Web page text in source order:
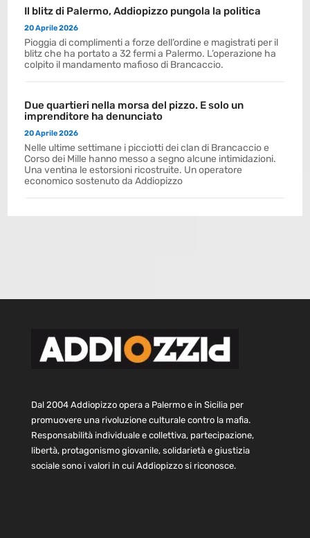
Il blitz di Palermo, Addiopizzo pungola la politica
20 Aprile 2026
Pioggia di complimenti a forze dell’ordine e magistrati per il
blitz che ha portato a 32 fermi a Palermo. L’operazione ha
colpito il mandamento mafioso di Brancaccio.
Due quartieri nella morsa del pizzo. E solo un
imprenditore ha denunciato
20 Aprile 2026
Nelle ultime settimane i picciotti dei clan di Brancaccio e
Corso dei Mille hanno messo a segno alcune intimidazioni.
Una ventina le estorsioni ricostruite. Un operatore
economico sostenuto da Addiopizzo
Dal 2004 Addiopizzo opera a Palermo e in Sicilia per
promuovere una rivoluzione culturale contro la mafia.
Responsabilità individuale e collettiva, partecipazione,
libertà, protagonismo giovanile, solidarietà e giustizia
sociale sono i valori in cui Addiopizzo si riconosce.